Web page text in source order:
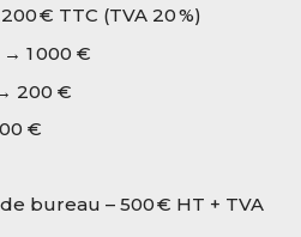
€ TTC (TVA 20 %)
1 000 €
200 €
€
bureau – 500 € HT + TVA